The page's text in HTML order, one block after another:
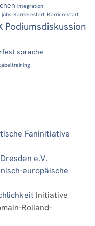
integration
jobs Karrierestart Karrierestart
Podiumsdiskussion
sprache
Faninitiative
e.V.
europäische
Initiative
Rolland-